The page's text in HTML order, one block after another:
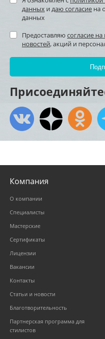
данных и даю согласие на
данных
Предоставляю согласие
новостей, акций и
Компания
О компании
Специалисты
Мастерские
Сертификаты
Лицензии
Вакансии
Контакты
Статьи и новости
Благотворительность
Партнерская программа для
стилистов